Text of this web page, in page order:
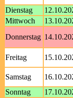
Dienstag
Mittwoch
Donnerstag
Freitag
Samstag
Sonntag